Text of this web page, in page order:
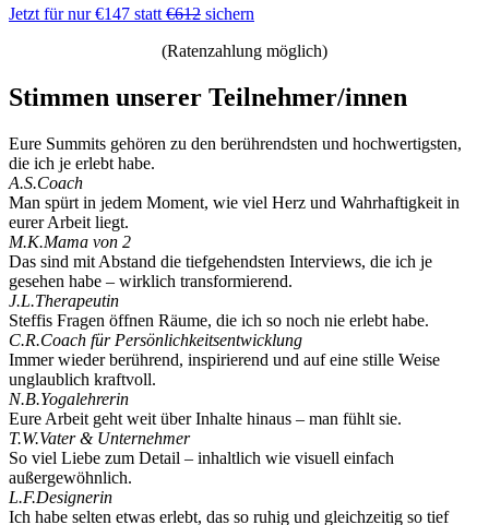
Jetzt für nur €147 statt€612 sichern
(Ratenzahlung möglich)
Stimmen unserer Teilnehmer/innen
Eure Summits gehören zu den berührendsten und hochwertigsten,
die ich je erlebt habe.
A.S.Coach
Man spürt in jedem Moment, wie viel Herz und Wahrhaftigkeit in
eurer Arbeit liegt.
M.K.Mama von 2
Das sind mit Abstand die tiefgehendsten Interviews, die ich je
gesehen habe – wirklich transformierend.
J.L.Therapeutin
Steffis Fragen öffnen Räume, die ich so noch nie erlebt habe.
C.R.Coach für Persönlichkeitsentwicklung
Immer wieder berührend, inspirierend und auf eine stille Weise
unglaublich kraftvoll.
N.B.Yogalehrerin
Eure Arbeit geht weit über Inhalte hinaus – man fühlt sie.
T.W.Vater & Unternehmer
So viel Liebe zum Detail – inhaltlich wie visuell einfach
außergewöhnlich.
L.F.Designerin
Ich habe selten etwas erlebt, das so ruhig und gleichzeitig so tief